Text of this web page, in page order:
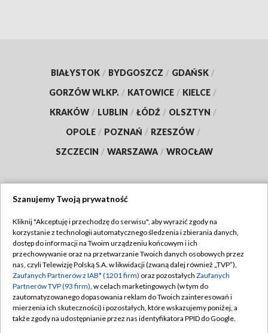
BIAŁYSTOK / BYDGOSZCZ / GDAŃSK /
GORZÓW WLKP. / KATOWICE / KIELCE /
KRAKÓW / LUBLIN / ŁÓDŹ / OLSZTYN /
OPOLE / POZNAŃ / RZESZÓW /
SZCZECIN / WARSZAWA / WROCŁAW
TVP
Abonament TVP
Emisja w TVP
Centrum informacji TVP
Naziemna Telewizja Cyfrowa
Regulamin TVP
Polityka prywatności
Moje zgody
Pomoc
Szanujemy Twoją prywatność
Kliknij "Akceptuję i przechodzę do serwisu", aby wyrazić zgody na
korzystanie z technologii automatycznego śledzenia i zbierania danych,
dostęp do informacji na Twoim urządzeniu końcowym i ich
przechowywanie oraz na przetwarzanie Twoich danych osobowych przez
nas, czyli Telewizję Polską S.A. w likwidacji (zwaną dalej również „TVP”),
Zaufanych Partnerów z IAB* (1201 firm) oraz pozostałych Zaufanych
Partnerów TVP (93 firm), w celach marketingowych (w tym do
zautomatyzowanego dopasowania reklam do Twoich zainteresowań i
mierzenia ich skuteczności) i pozostałych, które wskazujemy poniżej, a
także zgody na udostępnianie przez nas identyfikatora PPID do Google.